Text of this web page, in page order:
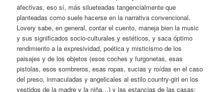
afectivas, eso sí, más silueteadas tangencialmente que
planteadas como suele hacerse en la narrativa convencional.
Lovery sabe, en general, contar el cuento, maneja bien la music
y sus significados socio-culturales y estéticos, y saca óptimo
rendimiento a la expresividad, poética y misticismo de los
paisajes y de los objetos (esos coches y furgonetas, esas
pistolas, esos sombreros, esas ropas, sucias y roídas en el caso
del preso, inmaculadas y angelicales al estilo country-girl en los
vestidos de la madre y la niña…) y las estancias de las casas;